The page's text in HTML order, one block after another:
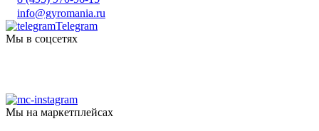
info@gyromania.ru
Telegram
Мы в соцсетях
Мы на маркетплейсах